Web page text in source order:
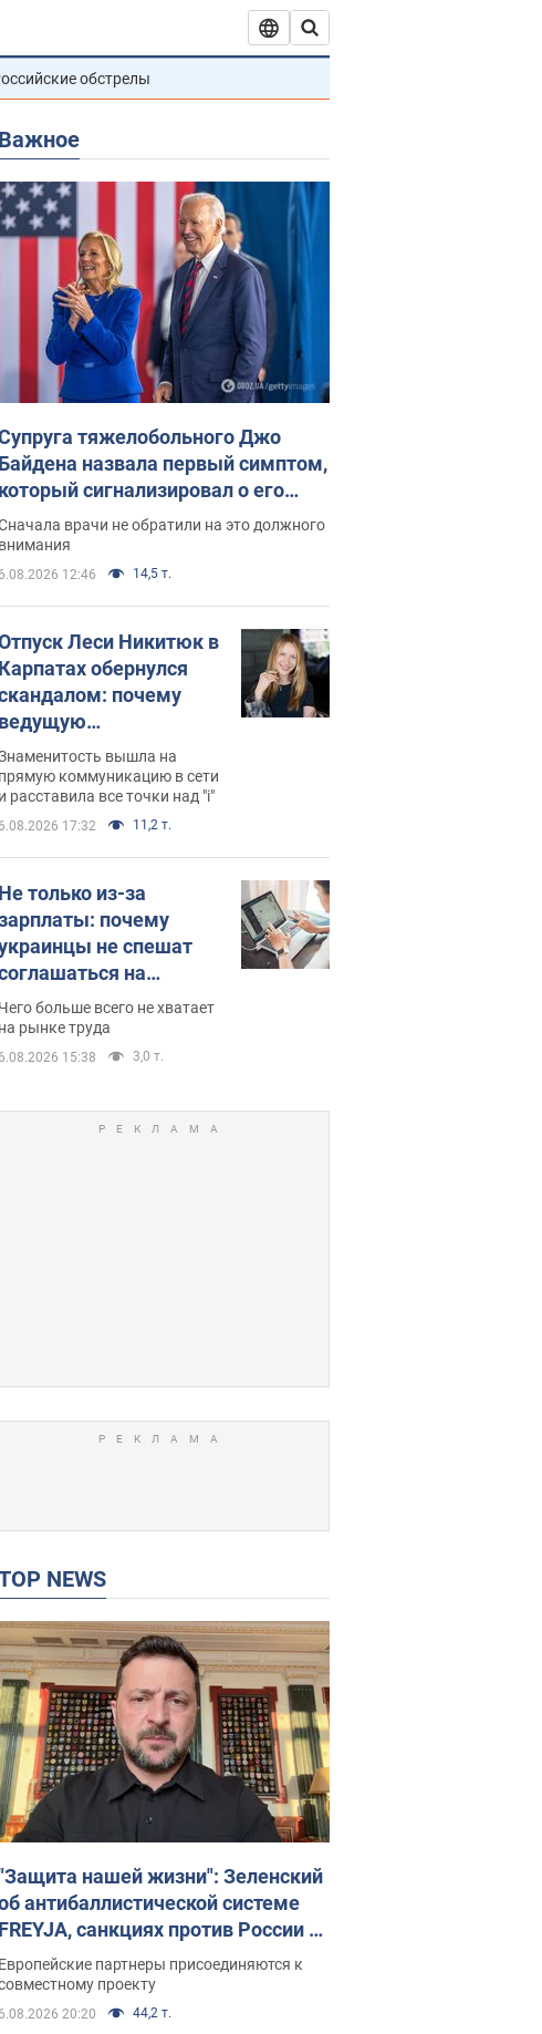
обстрелы
Важное
тяжелобольного Джо
Байдена назвала первый симптом,
который сигнализировал о его
"агрессивном" раке
врачи не обратили на это должного
внимания
6.08.2026 12:46 14,5 т.
Леси Никитюк в
Карпатах обернулся
почему
ведущую
захейтили
вышла на
прямую коммуникацию в сети
и расставила все точки над "i"
6.08.2026 17:32 11,2 т.
Не только из-за
почему
не спешат
на
вакансии
Чего больше всего не хватает
на рынке труда
6.08.2026 15:38 3,0 т.
TOP NEWS
нашей жизни": Зеленский
антибаллистической системе
FREYJA, санкциях против России и
поддержке аграриев. Видео
Европейские партнеры присоединяются к
проекту
6.08.2026 20:20 44,2 т.